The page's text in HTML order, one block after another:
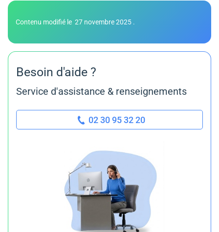
Contenu modifié le 27 novembre 2025 .
Besoin d'aide ?
Service d'assistance & renseignements
02 30 95 32 20